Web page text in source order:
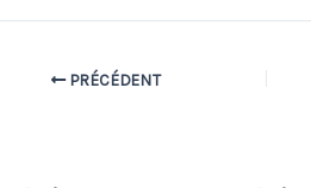
PRÉCÉDENT